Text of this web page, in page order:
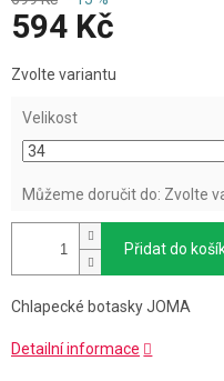
594 Kč
cena:
Zvolte variantu
Velikost
Můžeme doručit do: Zvolte
Přidat do
Chlapecké botasky JOMA
Detailní informace